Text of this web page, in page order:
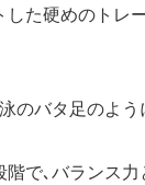
た硬めのトレ
のバタ足のよう
で､バランス